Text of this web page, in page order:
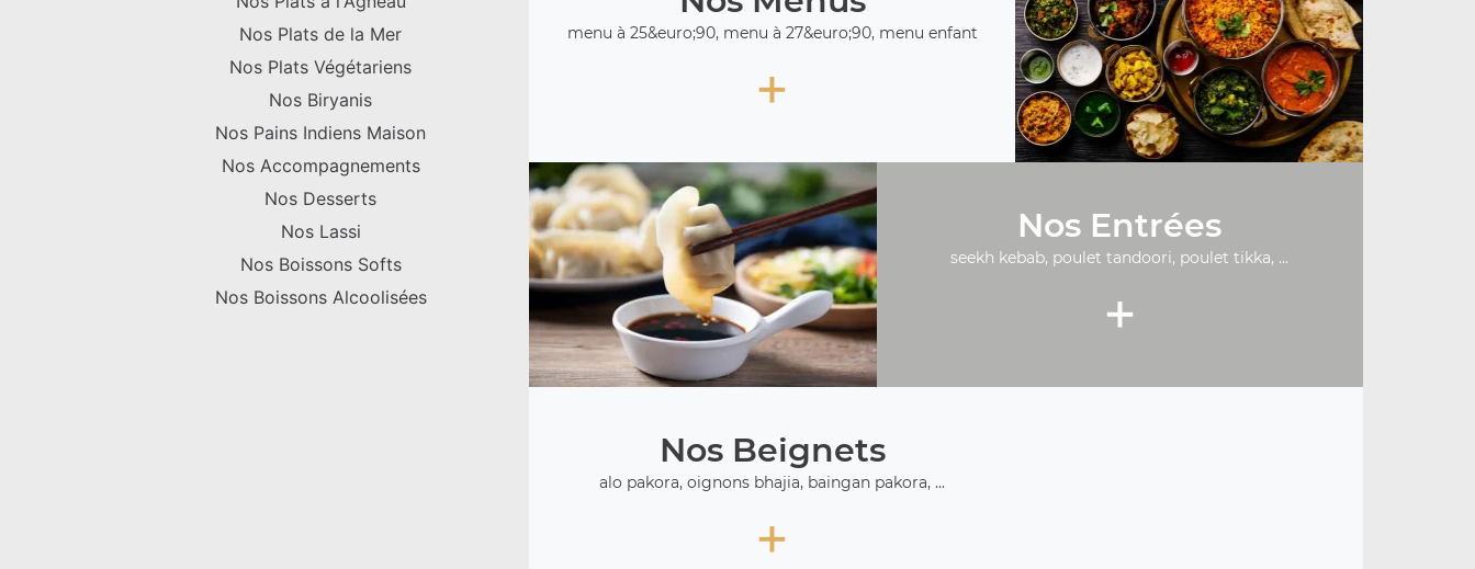
Nos Plats de la Mer
Nos Plats Végétariens
Nos Biryanis
Nos Pains Indiens Maison
Nos Accompagnements
Nos Desserts
Nos Lassi
Nos Boissons Softs
Nos Boissons Alcoolisées
menu à 25&euro;90, menu à 27&euro;90, menu enfant
+
Nos Entrées
seekh kebab, poulet tandoori, poulet tikka, ...
+
Nos Beignets
alo pakora, oignons bhajia, baingan pakora, ...
+